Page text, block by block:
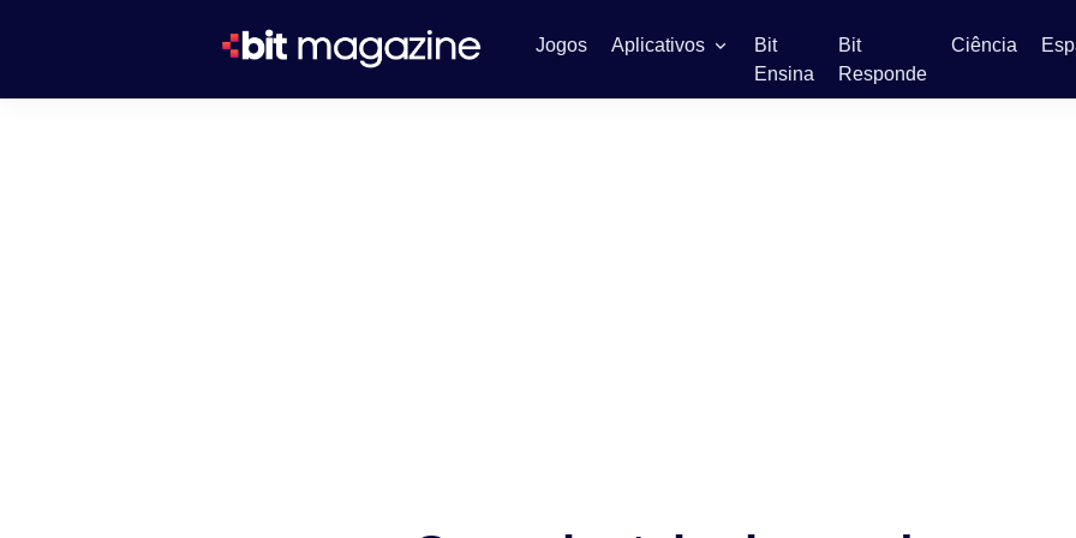
Jogos Aplicativos
Bit
Ensina
Bit
Responde
Ciência